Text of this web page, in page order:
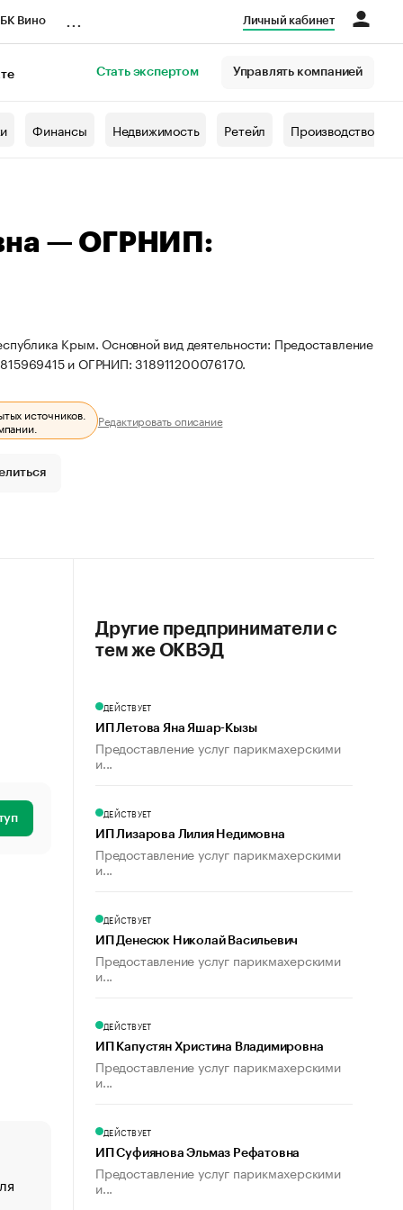
Вино Личный кабинет
Стать экспертом Управлять компанией
Финансы Недвижимость Ретейл Производство
— ОГРНИП:
Крым. Основной вид деятельности: Предоставление
и ОГРНИП: 318911200076170.
источников.
Редактировать описание
«От спорта тело стареет иначе». Как живет глава
создавшей GTA
Другие предприниматели с
тем же ОКВЭД
ДЕЙСТВУЕТ
ИП Летова Яна Яшар-Кызы
Предоставление услуг парикмахерскими
и...
ДЕЙСТВУЕТ
ИП Лизарова Лилия Недимовна
Предоставление услуг парикмахерскими
и...
ДЕЙСТВУЕТ
ИП Денесюк Николай Васильевич
Предоставление услуг парикмахерскими
и...
ДЕЙСТВУЕТ
ИП Капустян Христина Владимировна
Предоставление услуг парикмахерскими
и...
ДЕЙСТВУЕТ
ИП Суфиянова Эльмаз Рефатовна
Предоставление услуг парикмахерскими
и...